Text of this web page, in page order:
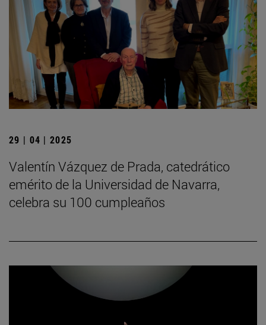
29 | 04 | 2025
Valentín Vázquez de Prada, catedrático
emérito de la Universidad de Navarra,
celebra su 100 cumpleaños